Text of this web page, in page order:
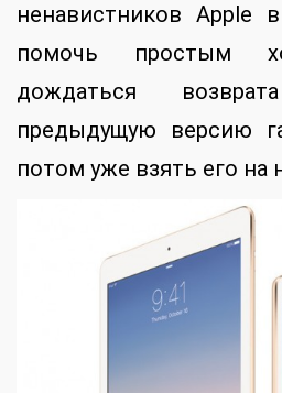
ненавистников Apple
помочь простым
дождаться
предыдущую версию
потом уже взять его на